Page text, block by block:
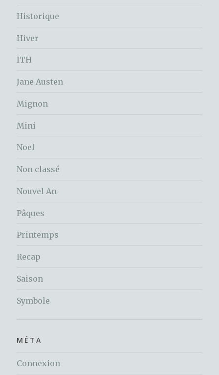
Historique
Hiver
ITH
Jane Austen
Mignon
Mini
Noel
Non classé
Nouvel An
Pâques
Printemps
Recap
Saison
Symbole
MÉTA
Connexion